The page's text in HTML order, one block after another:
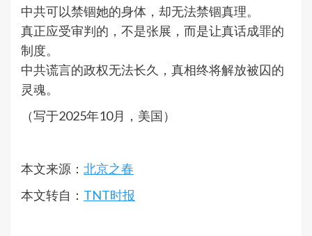
中共可以禁锢她的身体，却无法禁锢真理。
真正应受审判的，不是张展，而是让真话成罪的
制度。
中共谎言的政权无法长久，真相终将解放被囚的
灵魂。
（写于2025年10月，美国）
本文来源： 北京之春
本文转自： TNT时报